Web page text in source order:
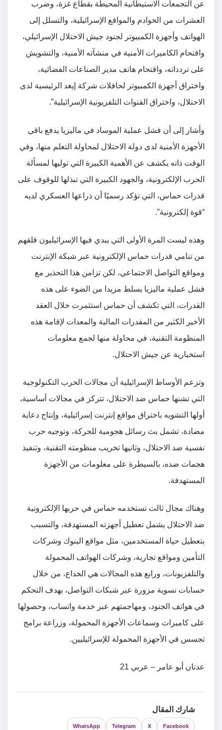
عن التجمعات الاستيطانية المحيطة بقطاع غزة، وضرب
العشرات من الخوادم والمواقع الإسرائيلية، والتسلل إلى
الهواتف وأجهزة الكمبيوتر لجنود جيش الاحتلال الإسرائيلي،
واقتحام الكاميرات الأمنية في منشآته الأمنية، والتشويش
على تردداته، واقتحام هاتف مدير الصناعات الفضائية،
واختراق أجهزة الكمبيوتر لحافلات شركة إيغد الرئيسية لدى
الاحتلال، واختراق القنوات التلفزيونية الإسرائيلية”.
وأشار إلى أن فشل عملية الموساد في ماليزيا يدفع باقي
الأجهزة الأمنية لدى دولة الاحتلال لمحاولة التعلم منها، وفي
الوقت ذاته يكشف عن الأهمية الكبيرة التي توليها لمسألة
الحرب الإلكترونية، والجهود الكبيرة التي تبذلها للوقوف على
قدرات حماس، التي تؤكد رسميًا أن ذراعها العسكري لديه
“قوة إلكترونية”.
وهذه ليست المرة الأولى التي يبدي فيها الإسرائيليون قلقهم
من تنامي قدرات حماس الإلكترونية عبر شبكة الإنترنت
ومواقع التواصل الاجتماعي، لكن تزامن هذا التحذير مع
فشل عملية ماليزيا يسلط مزيدا من الضوء على هذه
القدرات، التي تكشف أن حماس استثمرت خلال العقد
الأخير الكثير من المقدرات المالية والمعدات لإقامة هذه
المنظومة التقنية، في محاولة منها لجمع معلومات
استخبارية عن جيش الاحتلال.
وتزعم الأوساط الإسرائيلية أن مجالات الحرب التكنولوجية
التي تشنها حماس ضد الاحتلال، تتركز في مجالات أساسية،
أولها التشويه باختراق مواقع إنترنت إسرائيلية، وإنتاج دعاية
مضادة، تشمل بث رسائل هجومية للحركة، وتوجيه حرب
نفسية ضد الاحتلال، وثانيها تخريب منظومته التقنية، وتنفيذ
هجمات ضده، بالسيطرة على معلومات من الأجهزة
المستهدفة.
وهناك مجال ثالث تستخدمه حماس في حربها الإلكترونية
ضد الاحتلال يشمل تعطيل أجهزته المستهدفة، والتسبب
بتعطيل حياة المستخدمين، مثل مواقع البنوك وشركات
التأمين ومواقع تجارية، وشركات الهواتف المحمولة
والتلفزيونات، ورابع هذه المجالات هي الخداع، من خلال
حسابات نسوية مزورة عبر شبكات التواصل، بهدف التحكم
في هواتف الجنود، ومهاجمتهم عبر خدمة واتساب، وحصولها
على كاميرات وسماعات الأجهزة المحمولة، وزراعة برامج
تجسس في الأجهزة المحمولة للإسرائيليين.
عدنان أبو عامر – عربي 21
شارك المقال
Facebook
X
Telegram
WhatsApp